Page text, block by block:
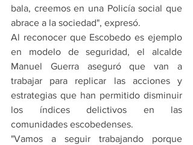
bala, creemos en una Policía social que
abrace a la sociedad", expresó.
Al reconocer que Escobedo es ejemplo
en modelo de seguridad, el alcalde
Manuel Guerra aseguró que van a
trabajar para replicar las acciones y
estrategias que han permitido disminuir
los índices delictivos en las
comunidades escobedenses.
"Vamos a seguir trabajando porque